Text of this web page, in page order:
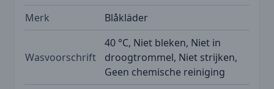
Merk
Blåkläder
Wasvoorschrift
40 °C, Niet bleken, Niet in
droogtrommel, Niet strijken,
Geen chemische reiniging